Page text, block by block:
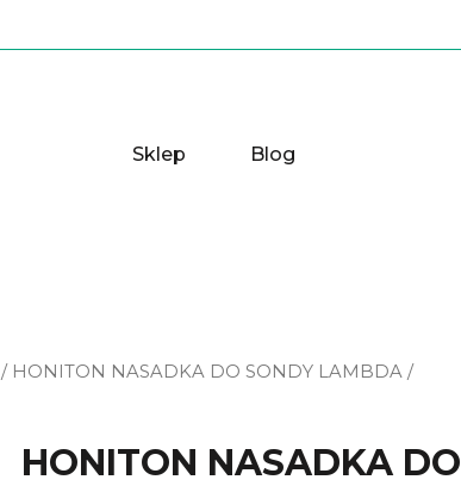
Sklep Blog
/ HONITON NASADKA DO SONDY LAMBDA /
HONITON NASADKA DO